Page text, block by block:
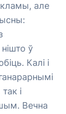
але
ў
Калі і
і
Вечна